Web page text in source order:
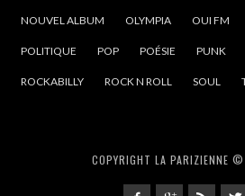
NOUVEL ALBUM OLYMPIA OUI FM
POLITIQUE POP POÉSIE PUNK
ROCKABILLY ROCK N ROLL SOUL
COPYRIGHT LA PARIZIENNE